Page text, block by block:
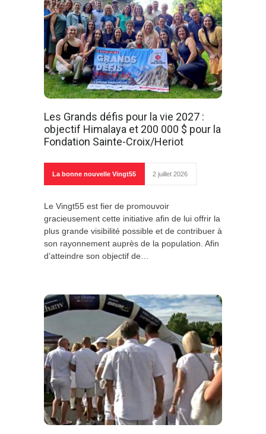
Les Grands défis pour la vie 2027 :
objectif Himalaya et 200 000 $ pour la
Fondation Sainte-Croix/Heriot
La bonne nouvelle Vingt55 2 juillet 2026
Le Vingt55 est fier de promouvoir
gracieusement cette initiative afin de lui offrir la
plus grande visibilité possible et de contribuer à
son rayonnement auprès de la population. Afin
d’atteindre son objectif de…